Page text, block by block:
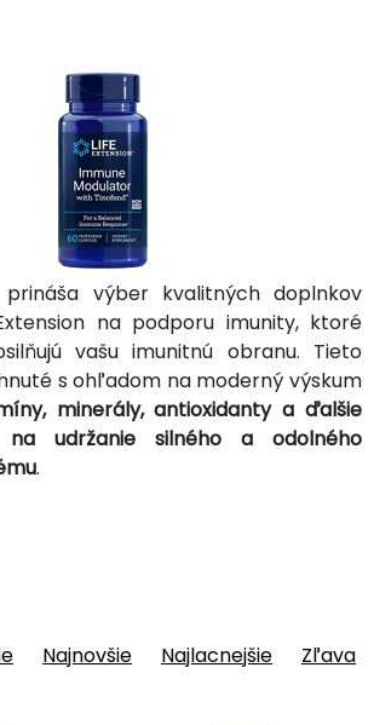
výber kvalitných doplnkov
na podporu imunity, ktoré
vašu imunitnú obranu. Tieto
s ohľadom na moderný výskum
minerály, antioxidanty a ďalšie
na udržanie silného a odolného
.
Najnovšie Najlacnejšie
Zľava